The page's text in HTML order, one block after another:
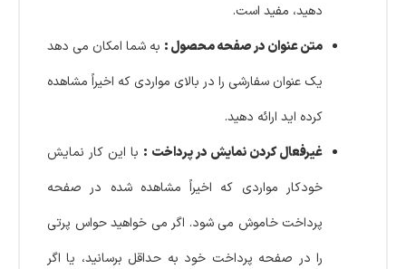
دهید، مفید است.
متن عنوان در صفحه محصول : به شما امکان می دهد
یک عنوان سفارشی را در بالای مواردی که اخیراً مشاهده
کرده اید ارائه دهید.
غیرفعال کردن نمایش در پرداخت : با این کار نمایش
خودکار مواردی که اخیراً مشاهده شده در صفحه
پرداخت خاموش می شود. اگر می خواهید حواس پرتی
را در صفحه پرداخت خود به حداقل برسانید، یا اگر